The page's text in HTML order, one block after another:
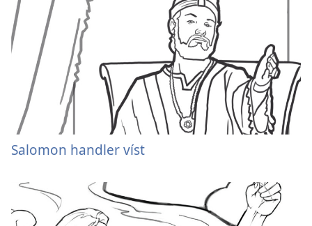
Salomon handler víst